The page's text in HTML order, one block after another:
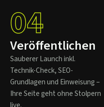
04
Veröffentlichen
Sauberer Launch inkl.
Technik-Check, SEO-
Grundlagen und Einweisung –
Ihre Seite geht ohne Stolpern